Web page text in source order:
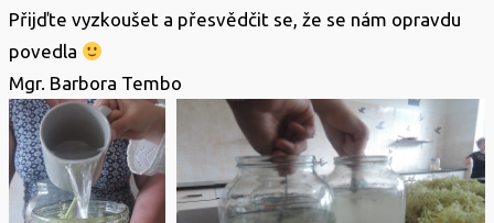
Přijďte vyzkoušet a přesvědčit se, že se nám opravdu
povedla
Mgr. Barbora Tembo